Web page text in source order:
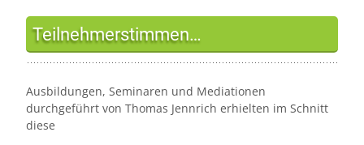
Teilnehmerstimmen…
Ausbildungen, Seminaren und Mediationen
durchgeführt von Thomas Jennrich erhielten im Schnitt
diese